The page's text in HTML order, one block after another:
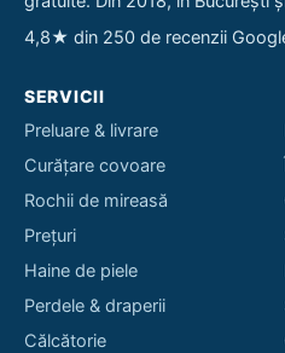
4,8★ din 250 de recenzii
SERVICII
Preluare & livrare
Curățare covoare
Rochii de mireasă
Prețuri
Haine de piele
Perdele & draperii
Călcătorie